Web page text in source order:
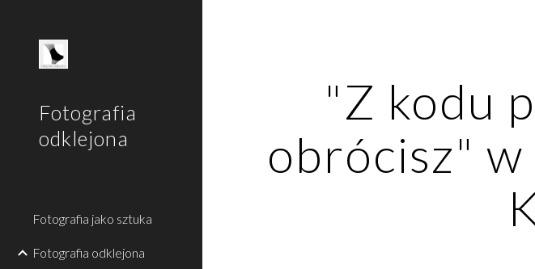
Fotografia
odklejona
Fotografia jako sztuka
Fotografia odklejona
"Z kodu
obrócisz"